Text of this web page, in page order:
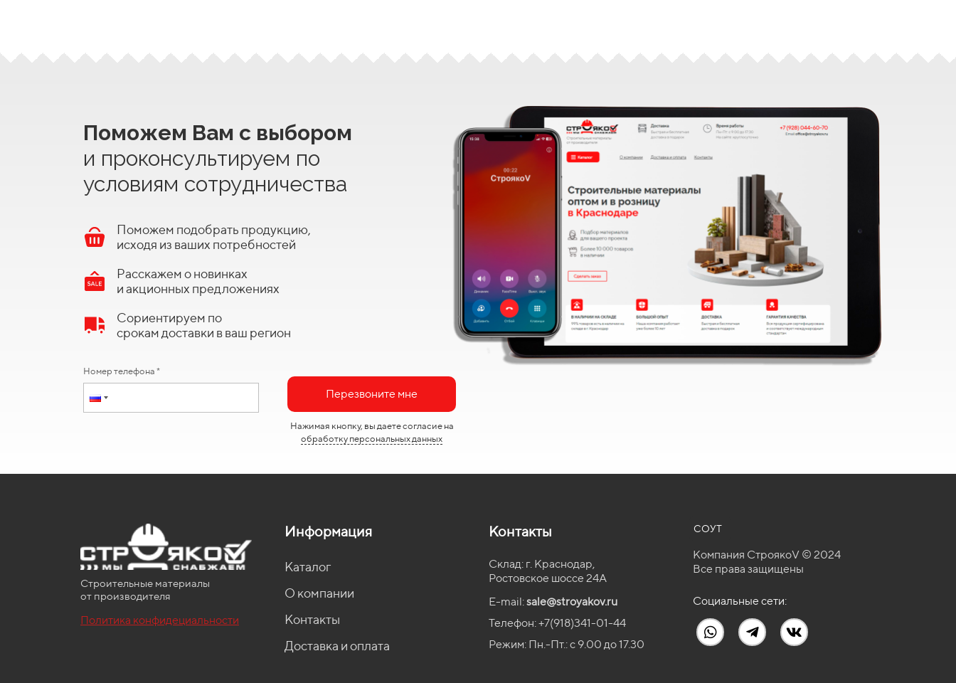
Поможем Вам с выбором
и проконсультируем по
условиям сотрудничества
Поможем подобрать продукцию,
исходя из ваших потребностей
Расскажем о новинках
и акционных предложениях
Сориентируем по
срокам доставки в ваш регион
Номер телефона *
Перезвоните мне
Нажимая кнопку, вы даете согласие на
обработку персональных данных
Строительные материалы
от производителя
Политика конфидециальности
Информация
Каталог
О компании
Контакты
Доставка и оплата
Контакты
Склад: г. Краснодар,
Ростовское шоссе 24А
E-mail:sale@stroyakov.ru
Телефон: +7(918)341-01-44
Режим: Пн.-Пт.: с 9.00 до17.30
СОУТ
Компания СтроякоV © 2024
Все права защищены
Социальные сети: